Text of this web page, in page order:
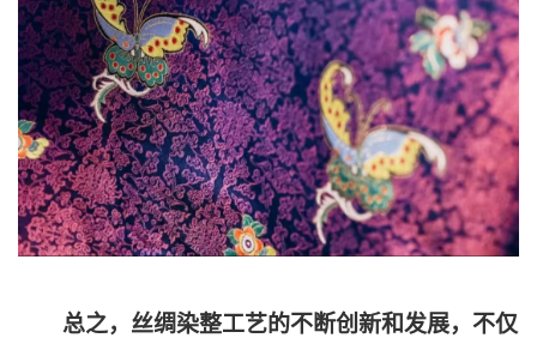
总之，丝绸染整工艺的不断创新和发展，不仅